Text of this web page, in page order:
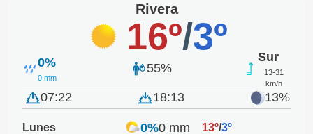
Rivera
16º/3º
0%
0 mm
55%
Sur
13-31
km/h
07:22 18:13 13%
Lunes 0%0 mm 13º/3º